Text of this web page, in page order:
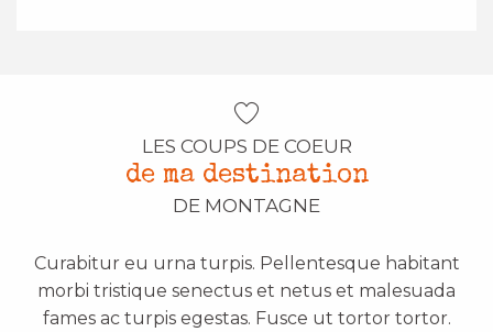
LES COUPS DE COEUR
de ma destination
DE MONTAGNE
Curabitur eu urna turpis. Pellentesque habitant
morbi tristique senectus et netus et malesuada
fames ac turpis egestas. Fusce ut tortor tortor.